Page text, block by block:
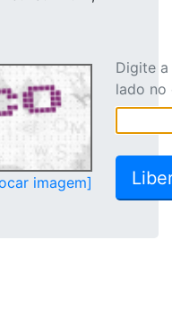
imagem]
Digite
lado no